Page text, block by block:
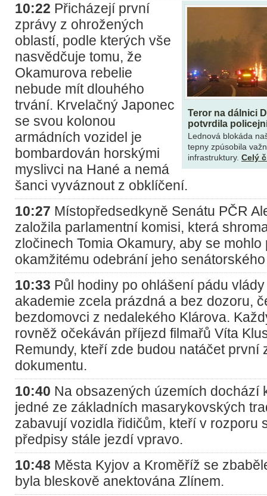
Teror na dálnici
potvrdila
Lednová blokáda
tepny zpúsobila
infrastruktury. Celý
10:22 Přicházejí první
zprávy z ohrožených
oblastí, podle kterých vše
nasvědčuje tomu, že
Okamurova rebelie
nebude mít dlouhého
trvání. Krvelačný Japonec
se svou kolonou
armádních vozidel je
bombardován horskými
myslivci na Hané a nemá
šanci vyváznout z obklíčení.
10:27 Místopředsedkyně Senátu PČR
založila parlamentní komisi, která
zločinech Tomia Okamury, aby se mohlo
okamžitému odebrání jeho
10:33 Půl hodiny po ohlášení pádu
akademie zcela prázdná a bez dozoru,
bezdomovci z nedalekého Klárova.
rovněž očekáván příjezd filmařů Víta
Remundy, kteří zde budou natáčet první
dokumentu.
10:40 Na obsazených územích dochází
jedné ze základních masarykovských
zabavují vozidla řidičům, kteří v rozporu
předpisy stále jezdí vpravo.
10:48 Města Kyjov a Kroměříž se
byla bleskově anektována Zlínem.